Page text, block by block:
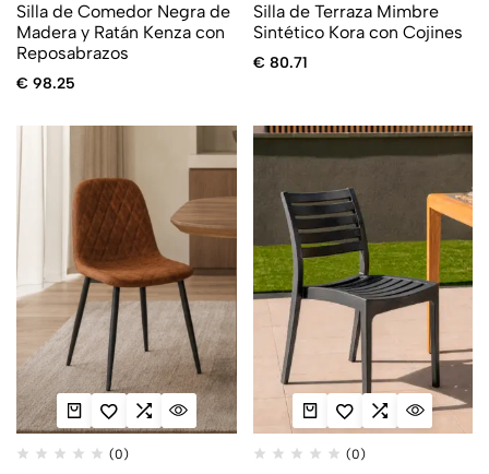
Silla de Comedor Negra de
Madera y Ratán Kenza con
Reposabrazos
€ 98.25
Silla de Terraza Mimbre
Sintético Kora con Cojines
€ 80.71
(0) (0)